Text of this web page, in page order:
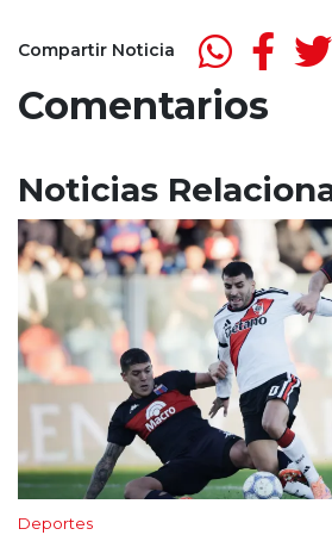
Compartir Noticia
Comentarios
Noticias
Deportes